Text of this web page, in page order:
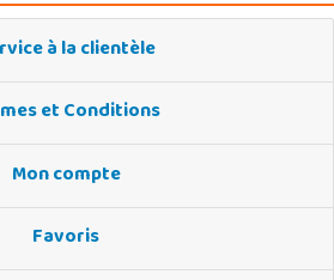
à la clientèle
et Conditions
Mon compte
Favoris